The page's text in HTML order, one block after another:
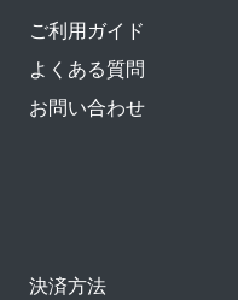
ご利用ガイド
よくある質問
お問い合わせ
決済方法